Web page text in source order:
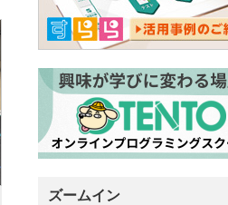
ズームイン